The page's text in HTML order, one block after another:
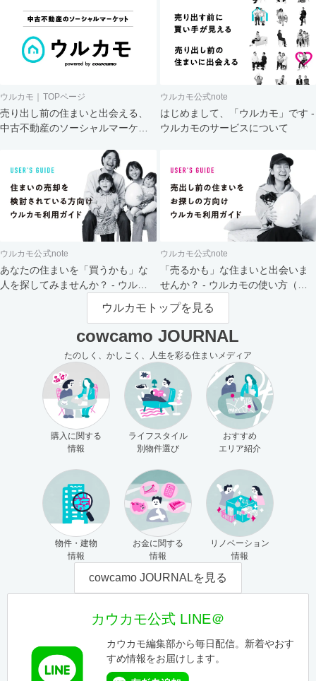
ウルカモ｜TOPページ
売り出し前の住まいと出会える、
中古不動産のソーシャルマーケッ
ウルカモ公式note
はじめまして、「ウルカモ」です -
ウルカモのサービスについて
ウルカモ公式note
あなたの住まいを「買うかも」な
人を探してみませんか？ - ウルカ
ウルカモ公式note
「売るかも」な住まいと出会いま
せんか？ - ウルカモの使い方（買
主さま向け）
ウルカモトップを見る
cowcamo JOURNAL
たのしく、かしこく、人生を彩る住まいメディア
購入に関する
情報
ライフスタイル
別物件選び
おすすめ
エリア紹介
物件・建物
情報
お金に関する
情報
リノベーション
情報
cowcamo JOURNALを見る
カウカモ公式 LINE＠
カウカモ編集部から毎日配信。新着やおす
すめ情報をお届けします。